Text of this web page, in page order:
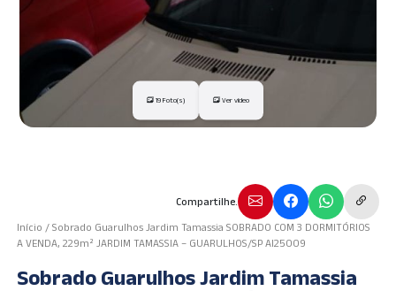
19 Foto(s) Ver vídeo
Compartilhe.
Início /Sobrado Guarulhos Jardim Tamassia SOBRADO COM 3 DORMITÓRIOS
A VENDA, 229m² JARDIM TAMASSIA – GUARULHOS/SP AI25009
Sobrado Guarulhos Jardim Tamassia